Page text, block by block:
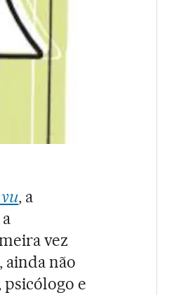
, a
vez
ainda não
psicólogo e